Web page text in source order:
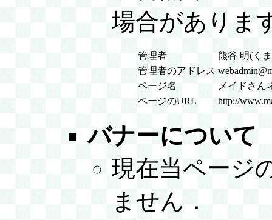
場合がありま
管理者
熊谷 明(く
管理者のアドレス
ページ名
メイドさん
ページのURL
http://
バナーについて
現在当ページ
ません．